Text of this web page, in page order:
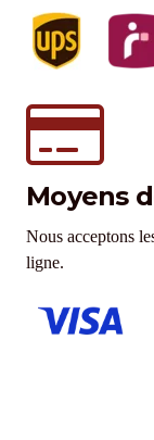
Moyens
Nous acceptons
ligne.